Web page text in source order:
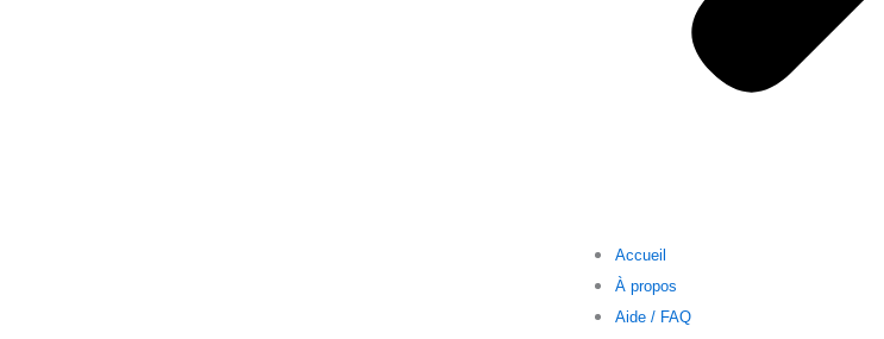
Accueil
À propos
Aide / FAQ